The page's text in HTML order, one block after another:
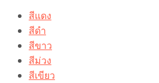
สีแดง
สีดำ
สีขาว
สีม่วง
สีเขียว